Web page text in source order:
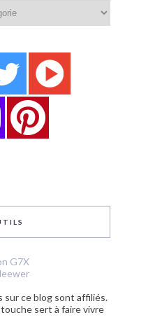
G7X
ce blog sont affiliés.
sert à faire vivre